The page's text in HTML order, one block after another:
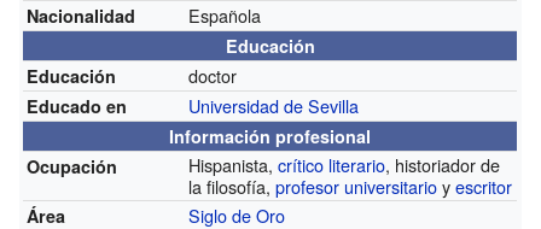
Nacionalidad Española
Educación
Educación
doctor
Educado en Universidad de Sevilla
Información profesional
Ocupación
Hispanista,crítico literario, historiador de
la filosofía,profesor universitarioyescritor
Área Siglo de Oro